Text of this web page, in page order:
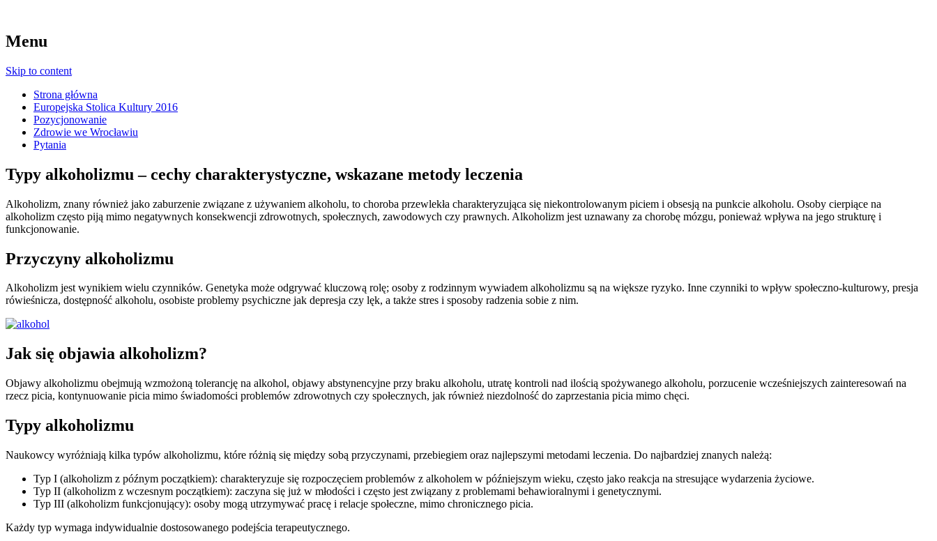
Menu
Skip to content
Strona główna
Europejska Stolica Kultury 2016
Pozycjonowanie
Zdrowie we Wrocławiu
Pytania
Typy alkoholizmu – cechy charakterystyczne, wskazane metody leczenia
Alkoholizm, znany również jako zaburzenie związane z używaniem alkoholu, to choroba przewlekła charakteryzująca się niekontrolowanym piciem i obsesją na punkcie alkoholu. Osoby cierpiące na
alkoholizm często piją mimo negatywnych konsekwencji zdrowotnych, społecznych, zawodowych czy prawnych. Alkoholizm jest uznawany za chorobę mózgu, ponieważ wpływa na jego strukturę i
funkcjonowanie.
Przyczyny alkoholizmu
Alkoholizm jest wynikiem wielu czynników. Genetyka może odgrywać kluczową rolę; osoby z rodzinnym wywiadem alkoholizmu są na większe ryzyko. Inne czynniki to wpływ społeczno-kulturowy, presja
rówieśnicza, dostępność alkoholu, osobiste problemy psychiczne jak depresja czy lęk, a także stres i sposoby radzenia sobie z nim.
Jak się objawia alkoholizm?
Objawy alkoholizmu obejmują wzmożoną tolerancję na alkohol, objawy abstynencyjne przy braku alkoholu, utratę kontroli nad ilością spożywanego alkoholu, porzucenie wcześniejszych zainteresowań na
rzecz picia, kontynuowanie picia mimo świadomości problemów zdrowotnych czy społecznych, jak również niezdolność do zaprzestania picia mimo chęci.
Typy alkoholizmu
Naukowcy wyróżniają kilka typów alkoholizmu, które różnią się między sobą przyczynami, przebiegiem oraz najlepszymi metodami leczenia. Do najbardziej znanych należą:
Typ I (alkoholizm z późnym początkiem): charakteryzuje się rozpoczęciem problemów z alkoholem w późniejszym wieku, często jako reakcja na stresujące wydarzenia życiowe.
Typ II (alkoholizm z wczesnym początkiem): zaczyna się już w młodości i często jest związany z problemami behawioralnymi i genetycznymi.
Typ III (alkoholizm funkcjonujący): osoby mogą utrzymywać pracę i relacje społeczne, mimo chronicznego picia.
Każdy typ wymaga indywidualnie dostosowanego podejścia terapeutycznego.